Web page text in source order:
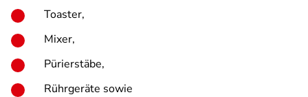
Toaster,
Mixer,
Pürierstäbe,
Rührgeräte sowie